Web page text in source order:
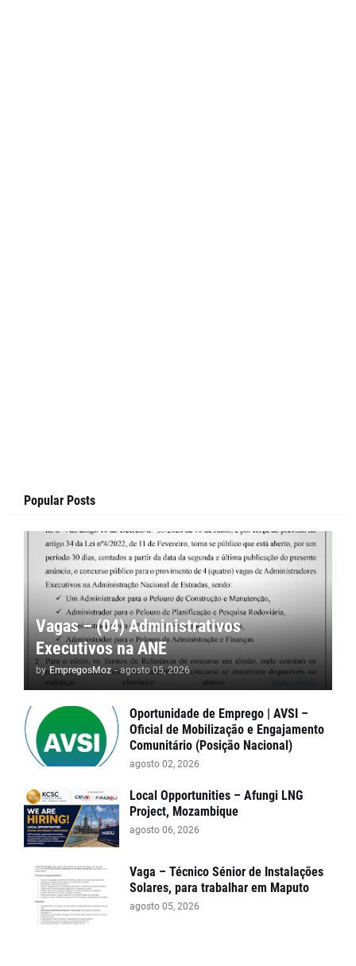
Popular Posts
Vagas – (04) Administrativos
Executivos na ANE
by EmpregosMoz - agosto 05, 2026
Oportunidade de Emprego | AVSI –
Oficial de Mobilização e Engajamento
Comunitário (Posição Nacional)
agosto 02, 2026
Local Opportunities – Afungi LNG
Project, Mozambique
agosto 06, 2026
Vaga – Técnico Sénior de Instalações
Solares, para trabalhar em Maputo
agosto 05, 2026